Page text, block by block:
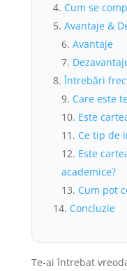
Cum se
Avantaje &
Avantaje
Întrebări
Care este
Este
Ce tip de
Este
academice?
Cum pot
Concluzie
Te-ai întrebat